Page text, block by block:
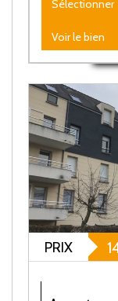
Sélectionner
Voir le bien
PRIX